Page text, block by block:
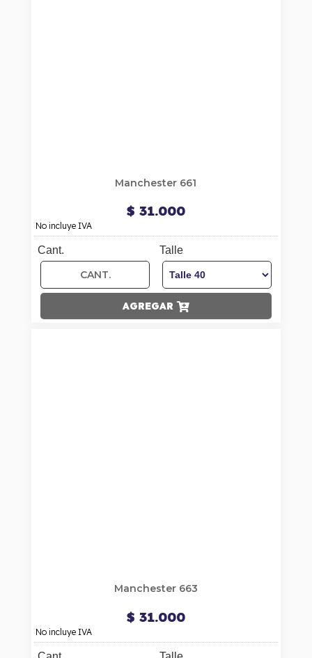
Manchester 661
$ 31.000
No incluye IVA
Cant. Talle
AGREGAR
Manchester 663
$ 31.000
No incluye IVA